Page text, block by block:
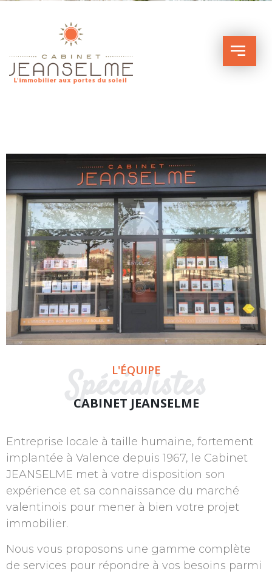
L'ÉQUIPE
Spécialistes
CABINET JEANSELME
Entreprise locale à taille humaine, fortement
implantée à Valence depuis 1967, le Cabinet
JEANSELME met à votre disposition son
expérience et sa connaissance du marché
valentinois pour mener à bien votre projet
immobilier.
Nous vous proposons une gamme complète
de services pour répondre à vos besoins parmi